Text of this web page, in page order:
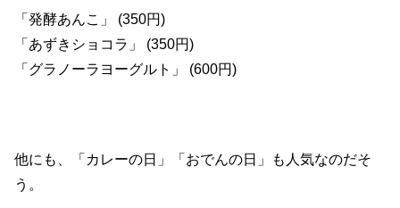
「発酵あんこ」 (350円)
「あずきショコラ」 (350円)
「グラノーラヨーグルト」 (600円)
他にも、「カレーの日」「おでんの日」も人気なのだそ
う。